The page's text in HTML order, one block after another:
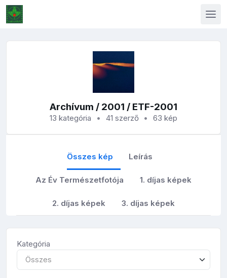
Archívum / 2001 / ETF-2001
13 kategória 41 szerző 63 kép
Összes kép Leírás
Az Év Természetfotója 1. díjas képek
2. díjas képek 3. díjas képek
Kategória
Összes